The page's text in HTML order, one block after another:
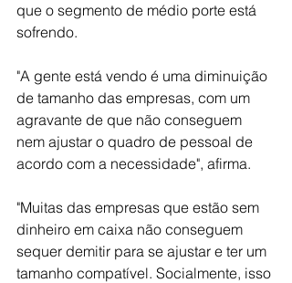
que o segmento de médio porte está
sofrendo.
"A gente está vendo é uma diminuição
de tamanho das empresas, com um
agravante de que não conseguem
nem ajustar o quadro de pessoal de
acordo com a necessidade", afirma.
"Muitas das empresas que estão sem
dinheiro em caixa não conseguem
sequer demitir para se ajustar e ter um
tamanho compatível. Socialmente, isso